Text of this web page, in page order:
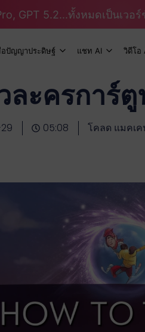
GPT 5.2...ทั้งหมดเป็นเวอ
อปัญญาประดิษฐ์ แชท AI วิดีโอ
ละครการ์
05:08 โคลด แมคเ